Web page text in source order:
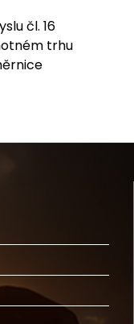
čl. 16
trhu